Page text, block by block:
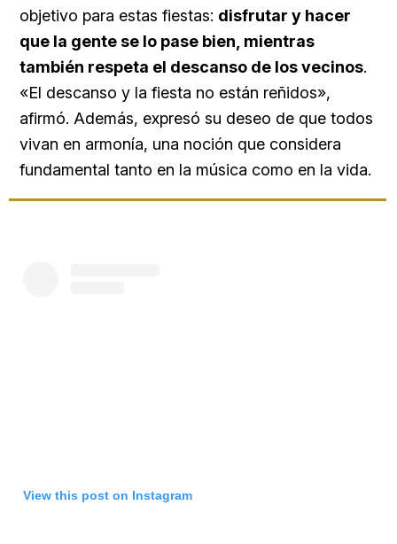
objetivo para estas fiestas: disfrutar y hacer
que la gente se lo pase bien, mientras
también respeta el descanso de los vecinos.
«El descanso y la fiesta no están reñidos»,
afirmó. Además, expresó su deseo de que todos
vivan en armonía, una noción que considera
fundamental tanto en la música como en la vida.
View this post on Instagram